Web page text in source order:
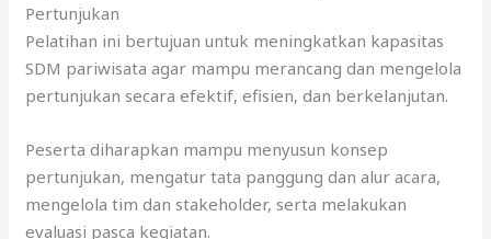
Pertunjukan
Pelatihan ini bertujuan untuk meningkatkan kapasitas
SDM pariwisata agar mampu merancang dan mengelola
pertunjukan secara efektif, efisien, dan berkelanjutan.
Peserta diharapkan mampu menyusun konsep
pertunjukan, mengatur tata panggung dan alur acara,
mengelola tim dan stakeholder, serta melakukan
evaluasi pasca kegiatan.